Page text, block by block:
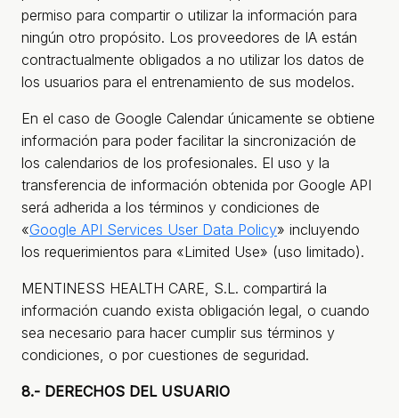
permiso para compartir o utilizar la información para
ningún otro propósito. Los proveedores de IA están
contractualmente obligados a no utilizar los datos de
los usuarios para el entrenamiento de sus modelos.
En el caso de Google Calendar únicamente se obtiene
información para poder facilitar la sincronización de
los calendarios de los profesionales. El uso y la
transferencia de información obtenida por Google API
será adherida a los términos y condiciones de
«Google API Services User Data Policy» incluyendo
los requerimientos para «Limited Use» (uso limitado).
MENTINESS HEALTH CARE, S.L. compartirá la
información cuando exista obligación legal, o cuando
sea necesario para hacer cumplir sus términos y
condiciones, o por cuestiones de seguridad.
8.- DERECHOS DEL USUARIO